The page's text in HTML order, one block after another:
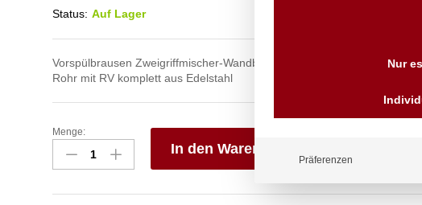
Status: Auf Lager
Vorspülbrausen Zweigriffmischer-Wandbatterie 1/2″ mit Auslaufventil am
Rohr mit RV komplett aus Edelstahl
optimo
Geschirrspülbrause
1/2"
Menge:
In den Warenkorb
Nur
Präferenzen